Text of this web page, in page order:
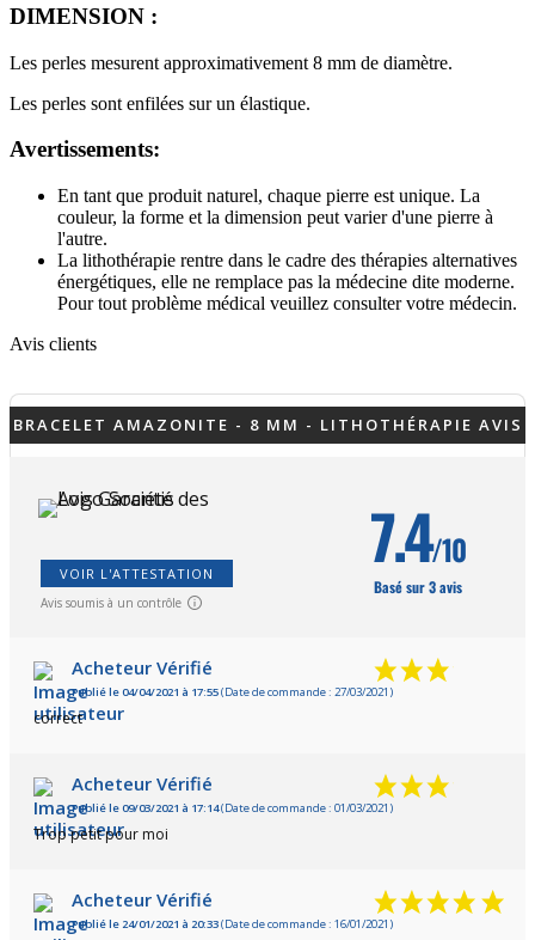
DIMENSION :
Les perles mesurent approximativement 8 mm de diamètre.
Les perles sont enfilées sur un élastique.
Avertissements:
En tant que produit naturel, chaque pierre est unique. La
couleur, la forme et la dimension peut varier d'une pierre à
l'autre.
La lithothérapie rentre dans le cadre des thérapies alternatives
énergétiques, elle ne remplace pas la médecine dite moderne.
Pour tout problème médical veuillez consulter votre médecin.
Avis clients
BRACELET AMAZONITE - 8 MM - LITHOTHÉRAPIE AVIS
VOIR L'ATTESTATION
Avis soumis à un contrôle
7.4/10
Basé sur 3 avis
Acheteur Vérifié
Publié le 04/04/2021 à 17:55(Date de commande : 27/03/2021)
correct
Acheteur Vérifié
Publié le 09/03/2021 à 17:14(Date de commande : 01/03/2021)
Trop petit pour moi
Acheteur Vérifié
Publié le 24/01/2021 à 20:33(Date de commande : 16/01/2021)